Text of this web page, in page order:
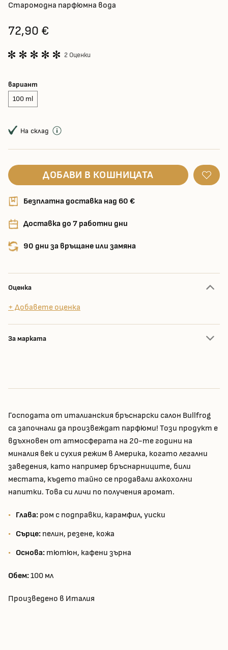
Старомодна парфюмна вода
72,90 €
2 Оценки
вариант
100 ml
На склад
ДОБАВИ В КОШНИЦАТА
Безплатна доставка над 60 €
Доставка до 7 работни дни
90 дни за връщане или замяна
Оценка
+ Добавете оценка
За марката
Господата от италианския бръснарски салон Bullfrog
са започнали да произвеждат парфюми! Този продукт е
вдъхновен от атмосферата на 20-те години на
миналия век и сухия режим в Америка, когато легални
заведения, като например бръснарниците, били
местата, където тайно се продавали алкохолни
напитки. Това си личи по получения аромат.
Глава: ром с подправки, карамфил, уиски
Сърце: пелин, резене, кожа
Основа: тютюн, кафени зърна
Обем:100 мл
Произведено в Италия